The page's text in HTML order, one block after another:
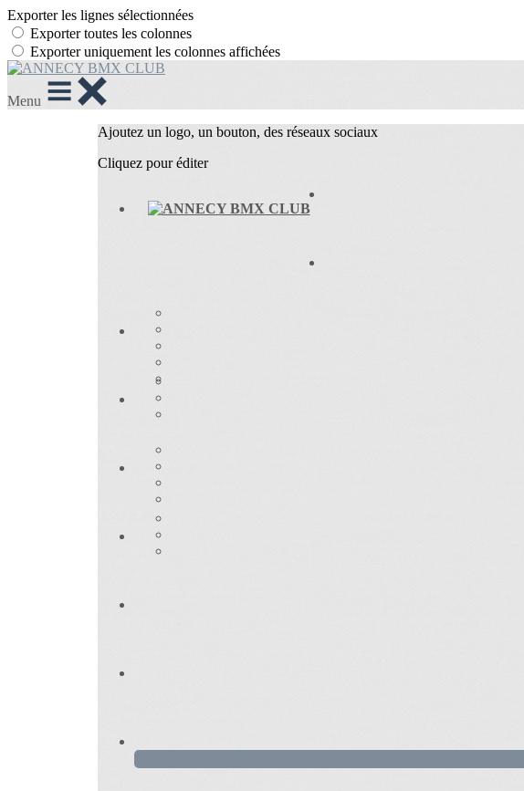
Exporter les lignes sélectionnées
Exporter toutes les colonnes
Exporter uniquement les colonnes affichées
Menu
Ajoutez un logo, un bouton, des réseaux sociaux
Cliquez pour éditer